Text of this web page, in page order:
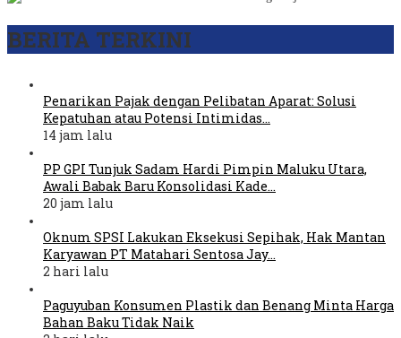
BERITA TERKINI
Penarikan Pajak dengan Pelibatan Aparat: Solusi
Kepatuhan atau Potensi Intimidas…
14 jam lalu
PP GPI Tunjuk Sadam Hardi Pimpin Maluku Utara,
Awali Babak Baru Konsolidasi Kade…
20 jam lalu
Oknum SPSI Lakukan Eksekusi Sepihak, Hak Mantan
Karyawan PT Matahari Sentosa Jay…
2 hari lalu
Paguyuban Konsumen Plastik dan Benang Minta Harga
Bahan Baku Tidak Naik